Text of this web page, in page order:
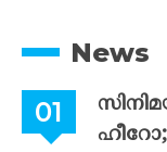
News
ഹീറോ;